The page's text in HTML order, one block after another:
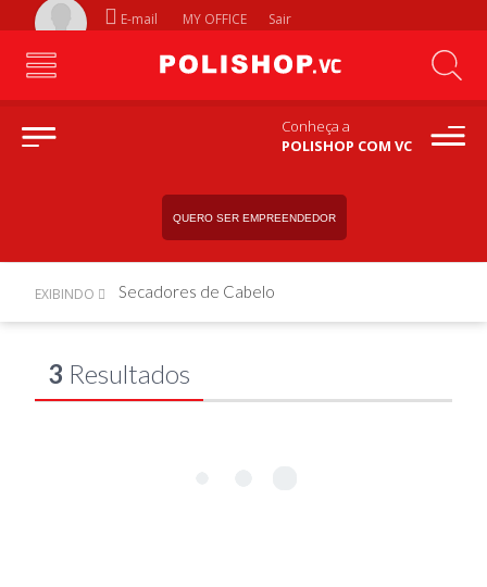
E-mail MY OFFICE Sair
Conheça a
POLISHOP COM VC
QUERO SER EMPREENDEDOR
EXIBINDO Secadores de Cabelo
3 Resultados